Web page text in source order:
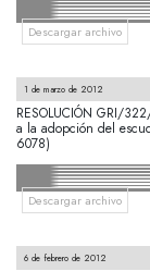
Descargar archivo
1 de marzo de 2012
RESOLUCIÓN GRI/
a la adopción del
6078)
Descargar archivo
6 de febrero de 2012